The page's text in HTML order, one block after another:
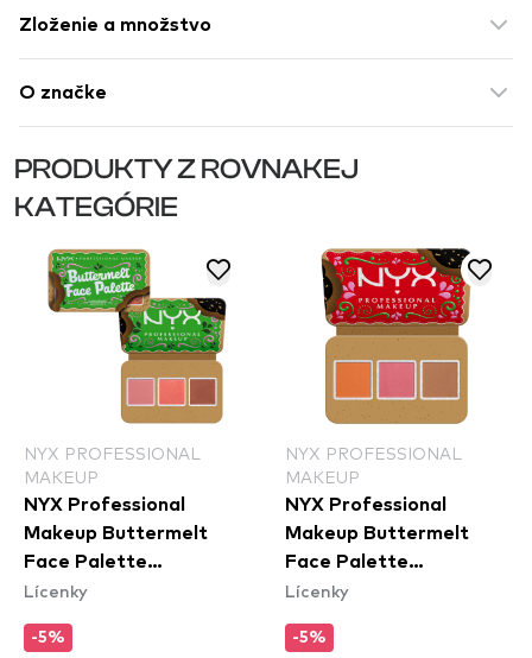
Zloženie a množstvo
O značke
PRODUKTY Z ROVNAKEJ
KATEGÓRIE
NYX PROFESSIONAL
MAKEUP
NYX Professional
Makeup Buttermelt
Face Palette
Blush/Bronzer Duo - 02
Lícenky
-5%
NYX PROFESSIONAL
MAKEUP
NYX Professional
Makeup Buttermelt
Face Palette
Blush/Bronzer Duo - 01
Lícenky
-5%